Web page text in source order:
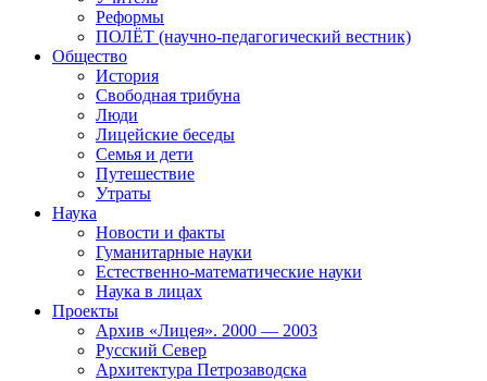
Реформы
ПОЛЁТ (научно-педагогический вестник)
Общество
История
Свободная трибуна
Люди
Лицейские беседы
Семья и дети
Путешествие
Утраты
Наука
Новости и факты
Гуманитарные науки
Естественно-математические науки
Наука в лицах
Проекты
Архив «Лицея». 2000 — 2003
Русский Север
Архитектура Петрозаводска